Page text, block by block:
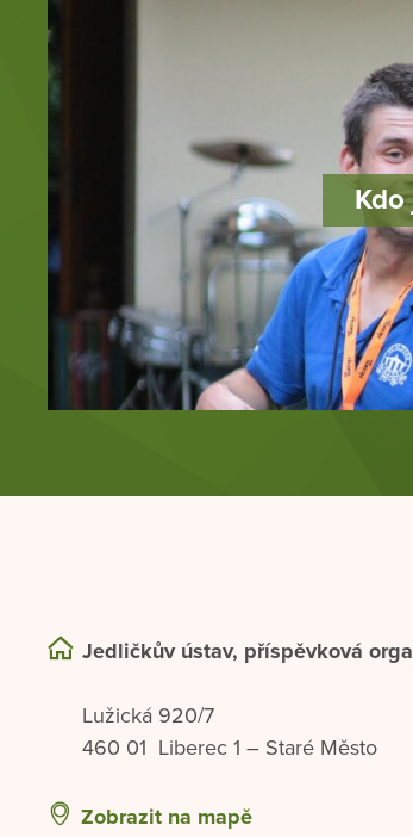
Kdo
Jedličkův ústav, příspěvková
Lužická 920/7
460 01 Liberec 1 – Staré Město
Zobrazit na mapě